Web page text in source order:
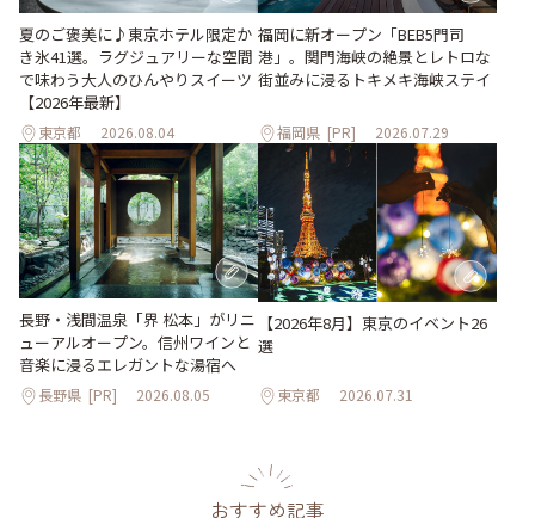
夏のご褒美に♪東京ホテル限定か
き氷41選。ラグジュアリーな空間
で味わう大人のひんやりスイーツ
【2026年最新】
東京都 2026.08.04
福岡に新オープン「BEB5門司
港」。関門海峡の絶景とレトロな
街並みに浸るトキメキ海峡ステイ
福岡県 [PR] 2026.07.29
長野・浅間温泉「界 松本」がリニ
ューアルオープン。信州ワインと
音楽に浸るエレガントな湯宿へ
長野県 [PR] 2026.08.05
【2026年8月】東京のイベント26
選
東京都 2026.07.31
おすすめ記事